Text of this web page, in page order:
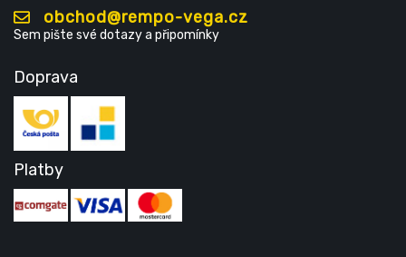
obchod@rempo-vega.cz
Sem pište své dotazy a připomínky
Doprava
Platby